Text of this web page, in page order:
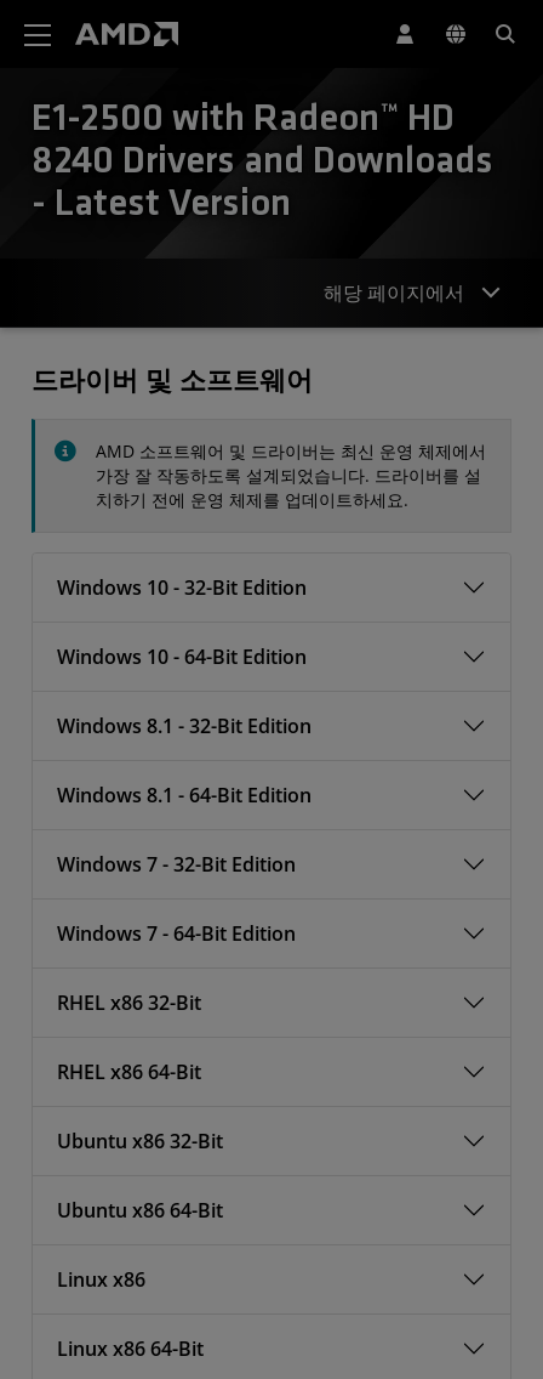
E1-2500 with Radeon™ HD
8240 Drivers and Downloads
- Latest Version
해당 페이지에서
연락처
드라이버 및 소프트웨어
AMD 소프트웨어 및 드라이버는 최신 운영 체제에서
가장 잘 작동하도록 설계되었습니다. 드라이버를 설
치하기 전에 운영 체제를 업데이트하세요.
Windows 10 - 32-Bit Edition
Windows 10 - 64-Bit Edition
Windows 8.1 - 32-Bit Edition
Windows 8.1 - 64-Bit Edition
Windows 7 - 32-Bit Edition
Windows 7 - 64-Bit Edition
RHEL x86 32-Bit
RHEL x86 64-Bit
Ubuntu x86 32-Bit
Ubuntu x86 64-Bit
Linux x86
Linux x86 64-Bit